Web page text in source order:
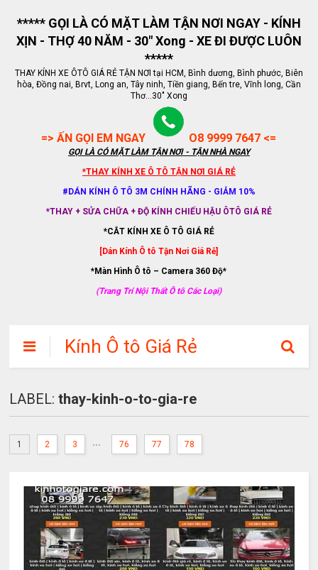
***** GỌI LÀ CÓ MẶT LÀM TẬN NƠI NGAY - KÍNH
XỊN - THỢ 40 NĂM - 30" Xong - XE ĐI ĐƯỢC LUÔN
*****
THAY KÍNH XE ÔTÔ GIÁ RẺ TẬN NƠI tại HCM, Bình dương, Bình phước, Biên
hòa, Đồng nai, Brvt, Long an, Tây ninh, Tiền giang, Bến tre, Vĩnh long, Cần
Thơ...30" Xong
=> ẤN GỌI EM NGAY O8 9999 7647 <=
GỌI LÀ CÓ MẶT LÀM TẬN NƠI - TẬN NHÀ NGAY
*THAY KÍNH XE Ô TÔ TẬN NƠI GIÁ RẺ
#DÁN KÍNH Ô TÔ 3M CHÍNH HÃNG - GIẢM 10%
*THAY + SỬA CHỮA + ĐỘ KÍNH CHIẾU HẬU ÔTÔ GIÁ RẺ
*CẮT KÍNH XE Ô TÔ GIÁ RẺ
[Dán Kính Ô tô Tận Nơi Giá Rẻ]
*Màn Hình Ô tô – Camera 360 Độ*
(Trang Trí Nội Thất Ô tô Các Loại)
Kính Ô tô Giá Rẻ
LABEL:thay-kinh-o-to-gia-re
1 2 3 ... 76 77 78